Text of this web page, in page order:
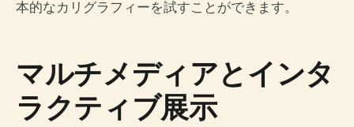
本的なカリグラフィーを試すことができます。
マルチメディアとインタ
ラクティブ展示